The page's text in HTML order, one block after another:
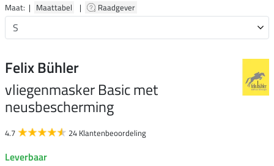
Maat: | Maattabel | Raadgever
Felix Bühler
vliegenmasker Basic met
neusbescherming
4.7 24 Klantenbeoordeling
Leverbaar